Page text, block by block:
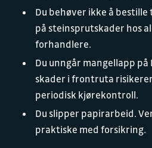
Du behøver ikke å
på steinsprutskader hos
forhandlere.
Du unngår mangellapp på
skader i frontruta
periodisk kjørekontroll.
Du slipper papirarbeid.
praktiske med forsikring.